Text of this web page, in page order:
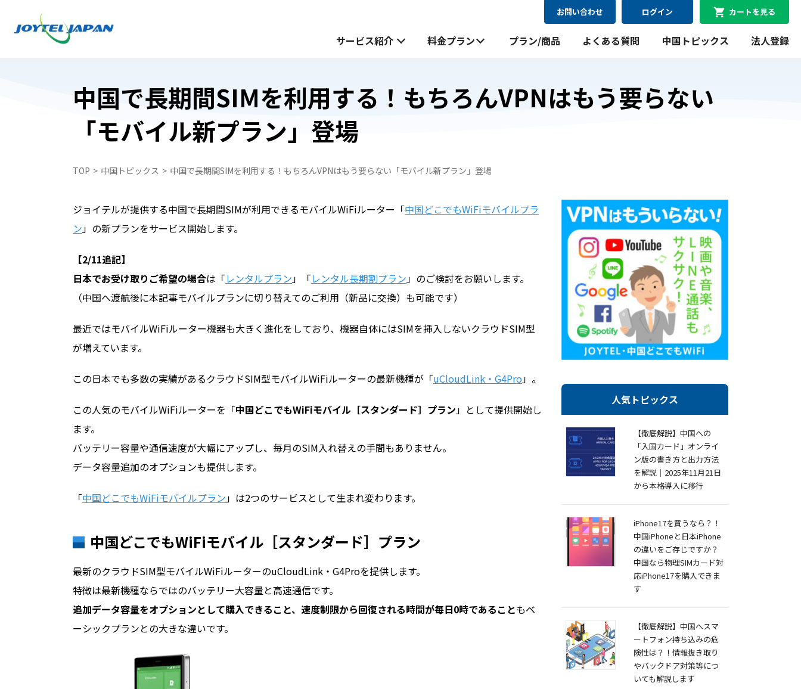
お問い合わせ ログイン カートを見る
サービス紹介
サービス紹介
日本でお受け取り
WiFiレンタルプラン受取・返却
中国スマートフォンレンタル・中国どこでも
申込フォーム
中国でお受け取り
無料お試し申し込みフォーム
中国どこでもWiFiモバイルプラン
WiFiレンタルプラン料金のシミュレーションができま
シミュレーションする
料金プラン
日本でお受け取り
中国携帯電話番号SIM
ペイ
自動見積フォーム
中国でお受け取り
中国どこでもWiFiモバイルプラン
プラン/商品 よくある質問 中国トピックス 法人登録
中国で長期間SIMを利用する！もちろんVPNはもう要らない
「モバイル新プラン」登場
TOP 中国トピックス 中国で長期間SIMを利用する！もちろんVPNはもう要らない「モバイル新プラン」登場
ジョイテルが提供する中国で長期間SIMが利用できるモバイルWiFiルーター「中国どこでもWiFiモバイルプラ
ン」の新プランをサービス開始します。
【2/11追記】
日本でお受け取りご希望の場合は「レンタルプラン」「レンタル長期割プラン」のご検討をお願いします。
（中国へ渡航後に本記事モバイルプランに切り替えてのご利用（新品に交換）も可能です）
最近ではモバイルWiFiルーター機器も大きく進化をしており、機器自体にはSIMを挿入しないクラウドSIM型
が増えています。
この日本でも多数の実績があるクラウドSIM型モバイルWiFiルーターの最新機種が「uCloudLink・G4Pro」。
この人気のモバイルWiFiルーターを「中国どこでもWiFiモバイル［スタンダード］プラン」として提供開始し
ます。
バッテリー容量や通信速度が大幅にアップし、毎月のSIM入れ替えの手間もありません。
データ容量追加のオプションも提供します。
「中国どこでもWiFiモバイルプラン」は2つのサービスとして生まれ変わります。
中国どこでもWiFiモバイル［スタンダード］プラン
最新のクラウドSIM型モバイルWiFiルーターのuCloudLink・G4Proを提供します。
特徴は最新機種ならではのバッテリー大容量と高速通信です。
追加データ容量をオプションとして購入できること、速度制限から回復される時間が毎日0時であることもベ
ーシックプランとの大きな違いです。
人気トピックス
【徹底解説】中国への
「入国カード」オンライ
ン版の書き方と出力方法
を解説｜2025年11月21日
から本格導入に移行
iPhone17を買うなら？！
中国iPhoneと日本iPhone
の違いをご存じですか？
中国なら物理SIMカード対
応iPhone17を購入できま
す
【徹底解説】中国へスマ
ートフォン持ち込みの危
険性は？！情報抜き取り
やバックドア対策等につ
いても解説します